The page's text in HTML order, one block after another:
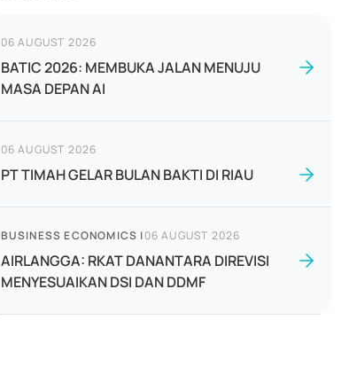
06 AUGUST 2026
BATIC 2026: MEMBUKA JALAN MENUJU
MASA DEPAN AI
06 AUGUST 2026
PT TIMAH GELAR BULAN BAKTI DI RIAU
BUSINESS ECONOMICS |06 AUGUST 2026
AIRLANGGA: RKAT DANANTARA DIREVISI
MENYESUAIKAN DSI DAN DDMF